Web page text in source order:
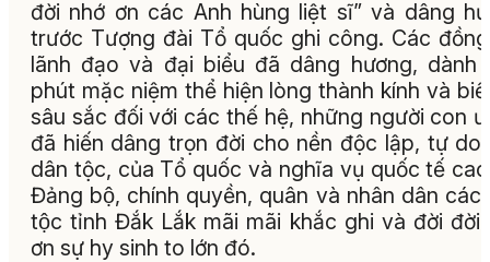
đời nhớ ơn các Anh hùng liệt sĩ” và dâng
trước Tượng đài Tổ quốc ghi công. Các
lãnh đạo và đại biểu đã dâng hương, dành
phút mặc niệm thể hiện lòng thành kính và
sâu sắc đối với các thế hệ, những người con
đã hiến dâng trọn đời cho nền độc lập, tự do
dân tộc, của Tổ quốc và nghĩa vụ quốc tế
Đảng bộ, chính quyền, quân và nhân dân các
tộc tỉnh Đắk Lắk mãi mãi khắc ghi và đời đời
ơn sự hy sinh to lớn đó.